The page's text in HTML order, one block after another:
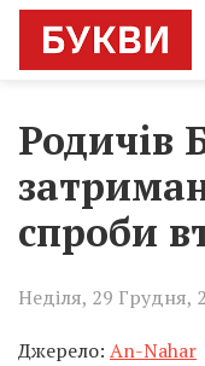
Родичів
спроби
Неділя, 29 Грудня,
Джерело: An-Nahar